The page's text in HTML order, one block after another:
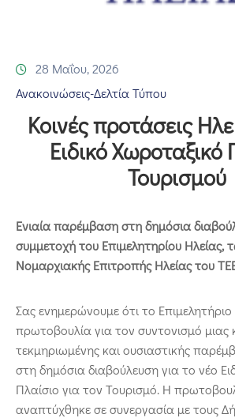
28 Μαΐου, 2026
Ανακοινώσεις-Δελτία Τύπου
Κοινές προτάσεις
Ειδικό Χωροταξικό
Τουρισμού
Ενιαία παρέμβαση στη δημόσια
συμμετοχή του Επιμελητηρίου Ηλείας,
Νομαρχιακής Επιτροπής Ηλείας του
Σας ενημερώνουμε ότι το
πρωτοβουλία για τον συντονισμό μιας
τεκμηριωμένης και ουσιαστικής
στη δημόσια διαβούλευση για το νέο
Πλαίσιο για τον Τουρισμό. Η
αναπτύχθηκε σε συνεργασία με τους